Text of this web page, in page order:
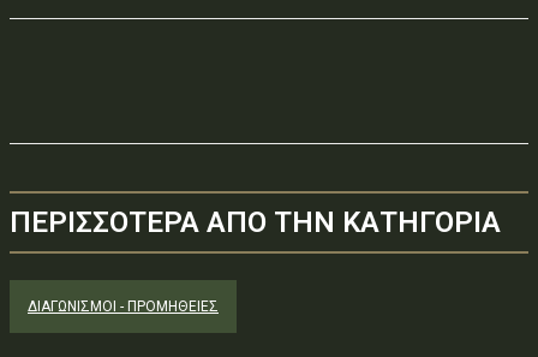
ΠΕΡΙΣΣΟΤΕΡΑ ΑΠΟ ΤΗΝ ΚΑΤΗΓΟΡΙΑ
ΔΙΑΓΩΝΙΣΜΟΊ - ΠΡΟΜΉΘΕΙΕΣ